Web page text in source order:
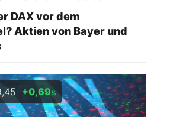
DAX vor dem
Aktien von Bayer und
+0,69%